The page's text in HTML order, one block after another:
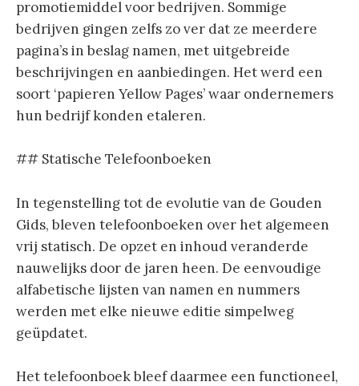
promotiemiddel voor bedrijven. Sommige
bedrijven gingen zelfs zo ver dat ze meerdere
pagina’s in beslag namen, met uitgebreide
beschrijvingen en aanbiedingen. Het werd een
soort ‘papieren Yellow Pages’ waar ondernemers
hun bedrijf konden etaleren.
## Statische Telefoonboeken
In tegenstelling tot de evolutie van de Gouden
Gids, bleven telefoonboeken over het algemeen
vrij statisch. De opzet en inhoud veranderde
nauwelijks door de jaren heen. De eenvoudige
alfabetische lijsten van namen en nummers
werden met elke nieuwe editie simpelweg
geüpdatet.
Het telefoonboek bleef daarmee een functioneel,